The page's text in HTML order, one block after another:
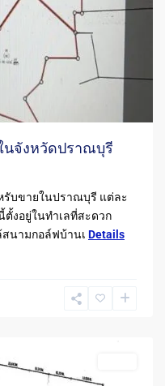
จังหวัดปราณบุรี
รับขายในปราณบุรี แต่ละ
งอยู่ในทำเลที่สะดวก
นามกอล์ฟบ้านเ Details